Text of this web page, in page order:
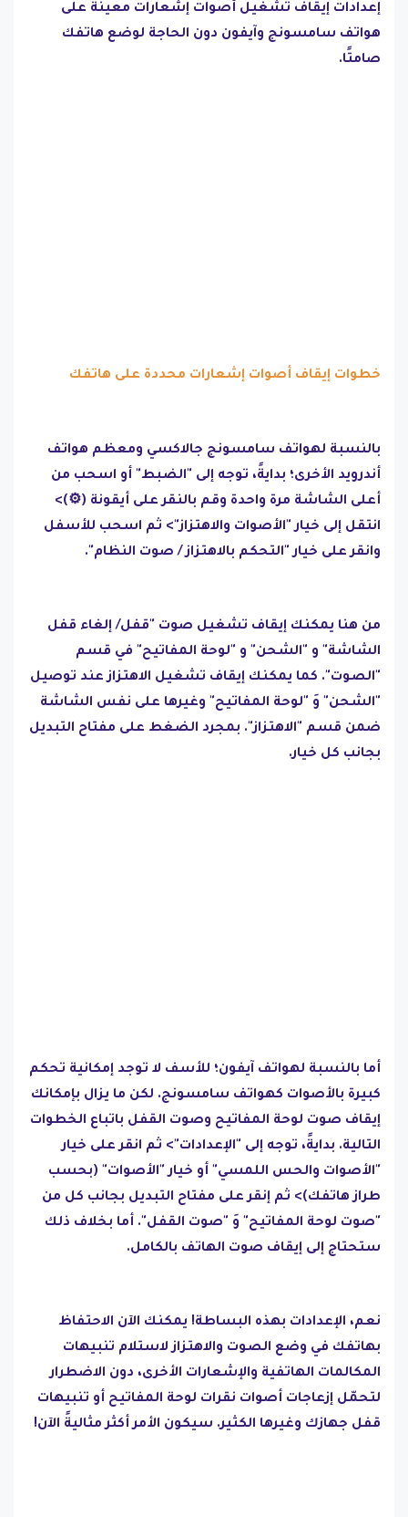
إعدادات إيقاف تشغيل أصوات إشعارات معينة على
هواتف سامسونج وآيفون دون الحاجة لوضع هاتفك
صامتًا.
خطوات إيقاف أصوات إشعارات محددة على هاتفك
بالنسبة لهواتف سامسونج جالاكسي ومعظم هواتف
أندرويد الأخرى؛ بدايةً، توجه إلى "الضبط" أو اسحب من
أعلى الشاشة مرة واحدة وقم بالنقر على أيقونة (⚙️)>
انتقل إلى خيار "الأصوات والاهتزاز"> ثم اسحب للأسفل
وانقر على خيار "التحكم بالاهتزاز / صوت النظام".
من هنا يمكنك إيقاف تشغيل صوت "قفل/ إلغاء قفل
الشاشة" و "الشحن" و "لوحة المفاتيح" في قسم
"الصوت". كما يمكنك إيقاف تشغيل الاهتزاز عند توصيل
"الشحن" وَ "لوحة المفاتيح" وغيرها على نفس الشاشة
ضمن قسم "الاهتزاز". بمجرد الضغط على مفتاح التبديل
بجانب كل خيار.
أما بالنسبة لهواتف آيفون؛ للأسف لا توجد إمكانية تحكم
كبيرة بالأصوات كهواتف سامسونج. لكن ما يزال بإمكانك
إيقاف صوت لوحة المفاتيح وصوت القفل باتباع الخطوات
التالية. بدايةً، توجه إلى "الإعدادات"> ثم انقر على خيار
"الأصوات والحس اللمسي" أو خيار "الأصوات" (بحسب
طراز هاتفك)> ثم إنقر على مفتاح التبديل بجانب كل من
"صوت لوحة المفاتيح" وَ "صوت القفل". أما بخلاف ذلك
ستحتاج إلى إيقاف صوت الهاتف بالكامل.
نعم، الإعدادات بهذه البساطة! يمكنك الآن الاحتفاظ
بهاتفك في وضع الصوت والاهتزاز لاستلام تنبيهات
المكالمات الهاتفية والإشعارات الأخرى، دون الاضطرار
لتحمّل إزعاجات أصوات نقرات لوحة المفاتيح أو تنبيهات
قفل جهازك وغيرها الكثير. سيكون الأمر أكثر مثاليةً الآن!